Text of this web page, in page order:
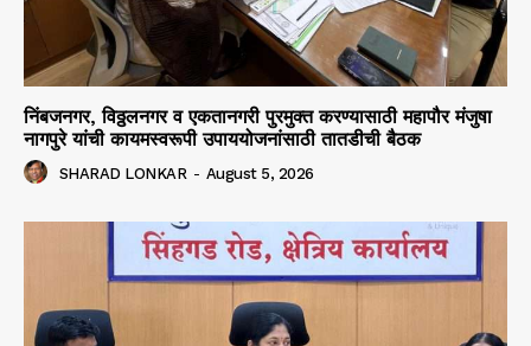
निंबजनगर, विठ्ठलनगर व एकतानगरी पुरमुक्त करण्यासाठी महापौर मंजुषा
नागपुरे यांची कायमस्वरूपी उपाययोजनांसाठी तातडीची बैठक
SHARAD LONKAR - August 5, 2026